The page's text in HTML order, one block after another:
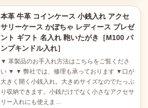
本革 牛革 コインケース 小銭入れ アクセ
サリーケース かぼちゃ レディース プレゼ
ント ギフト 名入れ 鞄いたがき［M100 パ
ンプキンドル入れ］
▼ 革製品のお手入れ方法はこちらをご覧くださ
い ▼ ▼ 弊社では、修理も承っております ▼口が
大きく開く小銭入れ。大きめサイズなのでたっぷ
り収納できます。小銭だけでなく小さなアクセサ
リー入れにも使えま…